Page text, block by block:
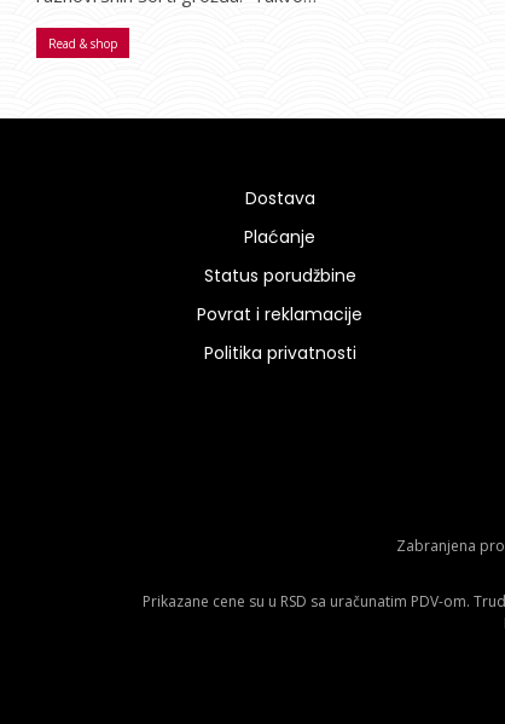
Read & shop
Dostava
Plaćanje
Status porudžbine
Povrat i reklamacije
Politika privatnosti
Zabranjena
Prikazane cene su u RSD sa uračunatim PDV-om.